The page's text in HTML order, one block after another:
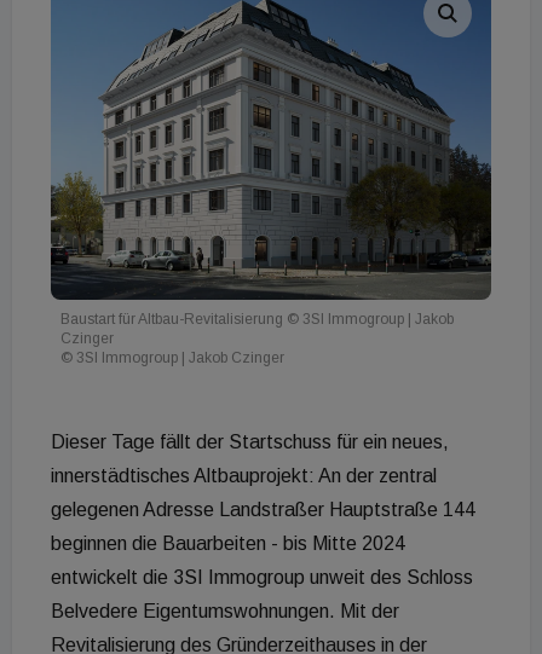
Baustart für Altbau-Revitalisierung © 3SI Immogroup | Jakob
Czinger
© 3SI Immogroup | Jakob Czinger
Dieser Tage fällt der Startschuss für ein neues,
innerstädtisches Altbauprojekt: An der zentral
gelegenen Adresse Landstraßer Hauptstraße 144
beginnen die Bauarbeiten - bis Mitte 2024
entwickelt die 3SI Immogroup unweit des Schloss
Belvedere Eigentumswohnungen. Mit der
Revitalisierung des Gründerzeithauses in der